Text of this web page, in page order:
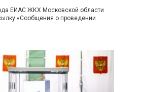
ЕИАС ЖКХ Московской области
«Сообщения о проведении